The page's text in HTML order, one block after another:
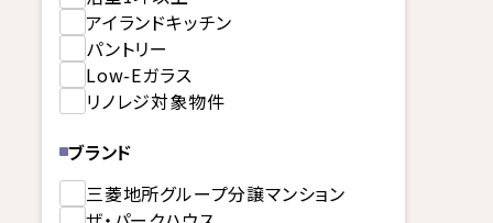
アイランドキッチン
パントリー
Low-Eガラス
リノレジ対象物件
ブランド
三菱地所グループ分譲マンション